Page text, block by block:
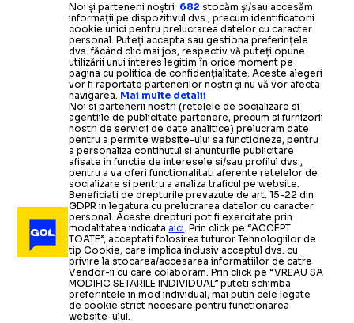
Noi și partenerii noștri 682 stocăm și/sau accesăm
informații pe dispozitivul dvs., precum identificatorii
cookie unici pentru prelucrarea datelor cu caracter
personal. Puteți accepta sau gestiona preferințele
dvs. făcând clic mai jos, respectiv vă puteți opune
utilizării unui interes legitim în orice moment pe
pagina cu politica de confidențialitate. Aceste alegeri
vor fi raportate partenerilor noștri și nu vă vor afecta
navigarea. Mai multe detalii
Noi si partenerii nostri (retelele de socializare si
agentiile de publicitate partenere, precum si furnizorii
nostri de servicii de date analitice) prelucram date
pentru a permite website-ului sa functioneze, pentru
a personaliza continutul si anunturile publicitare
afisate in functie de interesele si/sau profilul dvs.,
pentru a va oferi functionalitati aferente retelelor de
socializare si pentru a analiza traficul pe website.
Beneficiati de drepturile prevazute de art. 15-22 din
GDPR in legatura cu prelucrarea datelor cu caracter
personal. Aceste drepturi pot fi exercitate prin
modalitatea indicataaici. Prin click pe “ACCEPT
TOATE”, acceptati folosirea tuturor Tehnologiilor de
tip Cookie, care implica inclusiv acceptul dvs. cu
privire la stocarea/accesarea informatiilor de catre
Vendor-ii cu care colaboram. Prin click pe “VREAU SA
MODIFIC SETARILE INDIVIDUAL” puteti schimba
preferintele in mod individual, mai putin cele legate
de cookie strict necesare pentru functionarea
website-ului.